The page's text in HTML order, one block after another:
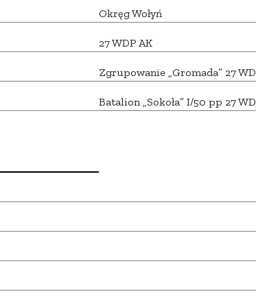
Okręg Wołyń
27 WDP AK
Zgrupowanie „Gromada” 27
Batalion „Sokoła” I/50 pp 27